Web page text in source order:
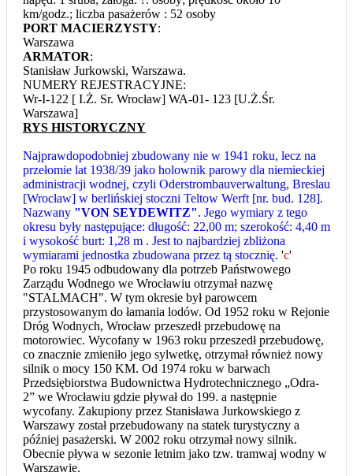
km/godz.; liczba pasażerów : 52 osoby
PORT MACIERZYSTY:
Warszawa
ARMATOR:
Stanisław Jurkowski, Warszawa.
NUMERY REJESTRACYJNE:
Wr-I-122 [ I.Ż. Sr. Wrocław] WA-01- 123 [U.Ż.Śr.
Warszawa]
RYS HISTORYCZNY
Najprawdopodobniej zbudowany nie w 1941 roku, lecz na
przełomie lat 1938/39 jako holownik parowy dla niemieckiej
administracji wodnej, czyli Oderstrombauverwaltung, Breslau
[Wrocław] w berlińskiej stoczni Teltow Werft [nr. bud. 128].
Nazwany "VON SEYDEWITZ". Jego wymiary z tego
okresu były następujące: długość: 22,00 m; szerokość: 4,40 m
i wysokość burt: 1,28 m . Jest to najbardziej zbliżona
wymiarami jednostka zbudowana przez tą stocznię. 'c'
Po roku 1945 odbudowany dla potrzeb Państwowego
Zarządu Wodnego we Wrocławiu otrzymał nazwę
"STALMACH". W tym okresie był parowcem
przystosowanym do łamania lodów. Od 1952 roku w Rejonie
Dróg Wodnych, Wrocław przeszedł przebudowę na
motorowiec. Wycofany w 1963 roku przeszedł przebudowę,
co znacznie zmieniło jego sylwetkę, otrzymał również nowy
silnik o mocy 150 KM. Od 1974 roku w barwach
Przedsiębiorstwa Budownictwa Hydrotechnicznego „Odra-
2” we Wrocławiu gdzie pływał do 199. a następnie
wycofany. Zakupiony przez Stanisława Jurkowskiego z
Warszawy został przebudowany na statek turystyczny a
później pasażerski. W 2002 roku otrzymał nowy silnik.
Obecnie pływa w sezonie letnim jako tzw. tramwaj wodny w
Warszawie.